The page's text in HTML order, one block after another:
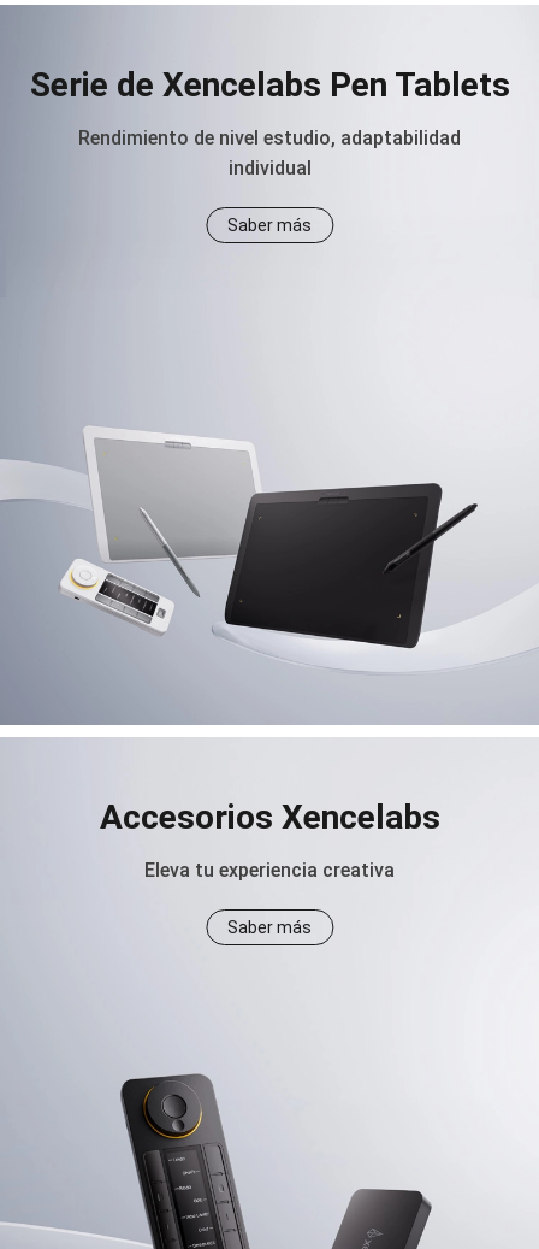
Serie de Xencelabs Pen Tablets
Rendimiento de nivel estudio, adaptabilidad
individual
Saber más
Accesorios Xencelabs
Eleva tu experiencia creativa
Saber más